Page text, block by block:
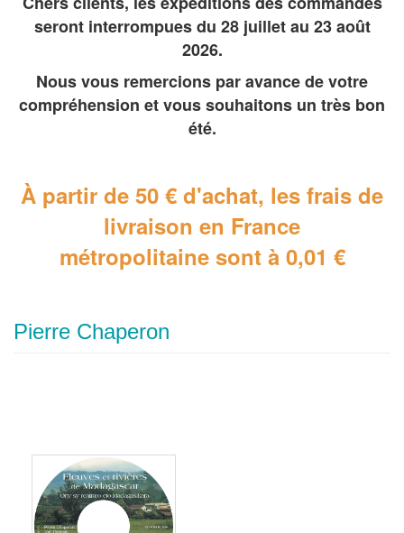
seront interrompues du 28 juillet au 23 août
2026.
Nous vous remercions par avance de votre
compréhension et vous souhaitons un très bon
été.
À partir de 50 € d'achat, les frais de
livraison en France
métropolitainesont à 0,01 €
Pierre Chaperon